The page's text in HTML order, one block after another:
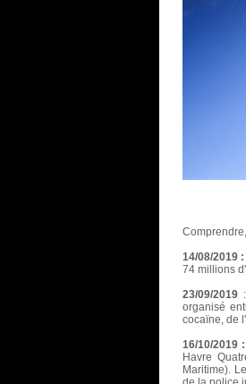
14/08/2019 :
74 millions
23/09/2019
organisé
cocaïne, de
16/10/2019 :
Havre
Maritime).